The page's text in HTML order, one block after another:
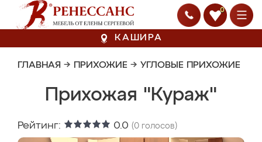
0
КАШИРА
ГЛАВНАЯ → ПРИХОЖИЕ → УГЛОВЫЕ ПРИХОЖИЕ
Прихожая "Кураж"
Рейтинг: 0.0 (0 голосов)